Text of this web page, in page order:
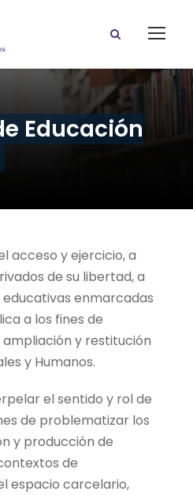
Educación
acceso y ejercicio, a
de su libertad, a
enmarcadas
a los fines de
y restitución
y Humanos.
el sentido y rol de
de problematizar los
y producción de
de
espacio carcelario,